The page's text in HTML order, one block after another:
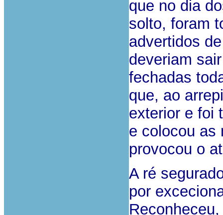
que no dia
solto, foram
advertidos
deveriam
fechadas
que, ao
exterior e foi
e colocou as
provocou o
A ré
por